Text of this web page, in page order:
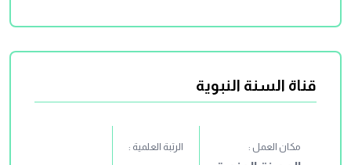
قناة السنة النبوية
مكان العمل : الرتبة العلمية :